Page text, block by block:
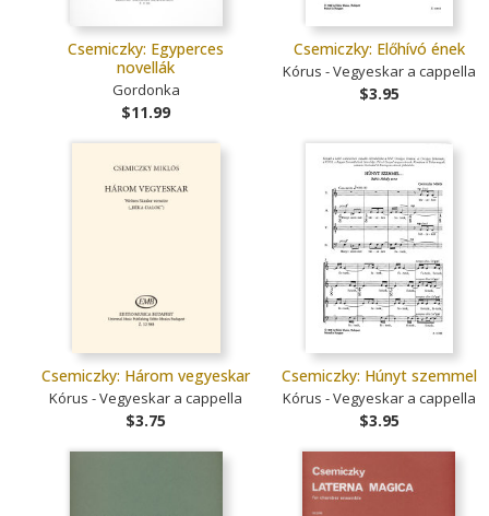
Csemiczky: Egyperces
novellák
Gordonka
$11.99
Csemiczky: Előhívó ének
Kórus - Vegyeskar a cappella
$3.95
Csemiczky: Három vegyeskar
Kórus - Vegyeskar a cappella
$3.75
Csemiczky: Húnyt szemmel
Kórus - Vegyeskar a cappella
$3.95